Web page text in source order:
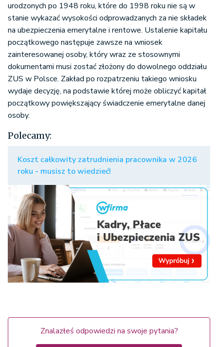
urodzonych po 1948 roku, które do 1998 roku nie są w
stanie wykazać wysokości odprowadzanych za nie składek
na ubezpieczenia emerytalne i rentowe. Ustalenie kapitału
początkowego następuje zawsze na wniosek
zainteresowanej osoby, który wraz ze stosownymi
dokumentami musi zostać złożony do dowolnego oddziału
ZUS w Polsce. Zakład po rozpatrzeniu takiego wniosku
wydaje decyzję, na podstawie której może obliczyć kapitał
początkowy powiększający świadczenie emerytalne danej
osoby.
Polecamy:
Koszt całkowity zatrudnienia pracownika w 2026
roku - musisz to wiedzieć!
Znalazłeś odpowiedzi na swoje pytania?